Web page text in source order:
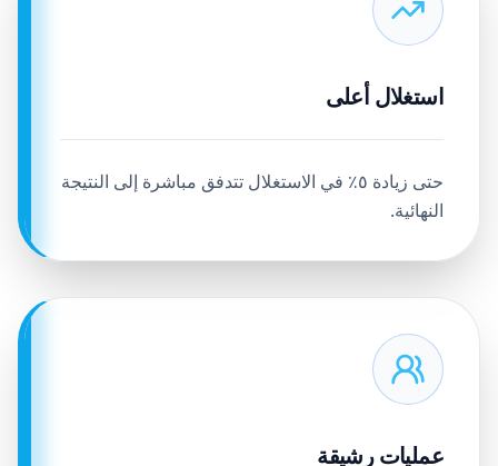
استغلال أعلى
حتى زيادة ٥٪ في الاستغلال تتدفق مباشرة إلى النتيجة
النهائية.
عمليات رشيقة